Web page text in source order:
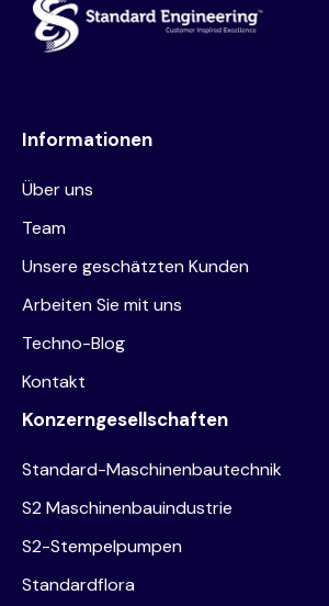
Informationen
Über uns
Team
Unsere geschätzten Kunden
Arbeiten Sie mit uns
Techno-Blog
Kontakt
Konzerngesellschaften
Standard-Maschinenbautechnik
S2 Maschinenbauindustrie
S2-Stempelpumpen
Standardflora